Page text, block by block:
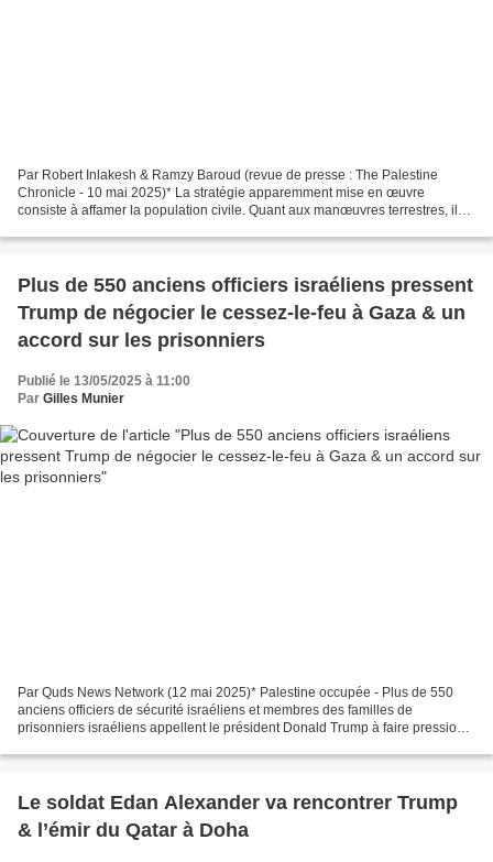
Par Robert Inlakesh & Ramzy Baroud (revue de presse : The Palestine
Chronicle - 10 mai 2025)* La stratégie apparemment mise en œuvre
consiste à affamer la population civile. Quant aux manœuvres terrestres, il
Plus de 550 anciens officiers israéliens pressent
Trump de négocier le cessez-le-feu à Gaza & un
accord sur les prisonniers
Publié le 13/05/2025 à 11:00
Par Gilles Munier
Par Quds News Network (12 mai 2025)* Palestine occupée - Plus de 550
anciens officiers de sécurité israéliens et membres des familles de
prisonniers israéliens appellent le président Donald Trump à faire pression
Le soldat Edan Alexander va rencontrer Trump
& l’émir du Qatar à Doha